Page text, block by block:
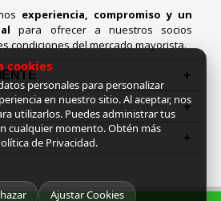
experiencia, compromiso y un
para ofrecer a nuestros socios
condiciones del mercado mayorista.
cookies
personales para personalizar
en nuestro sitio. Al aceptar, nos
utilizarlos. Puedes administrar tus
cualquier momento. Obtén más
de Privacidad.
Ajustar Cookies